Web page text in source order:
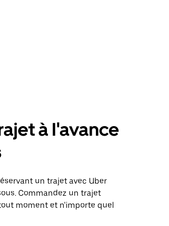
à l'avance
un trajet avec Uber
Commandez un trajet
moment et n'importe quel